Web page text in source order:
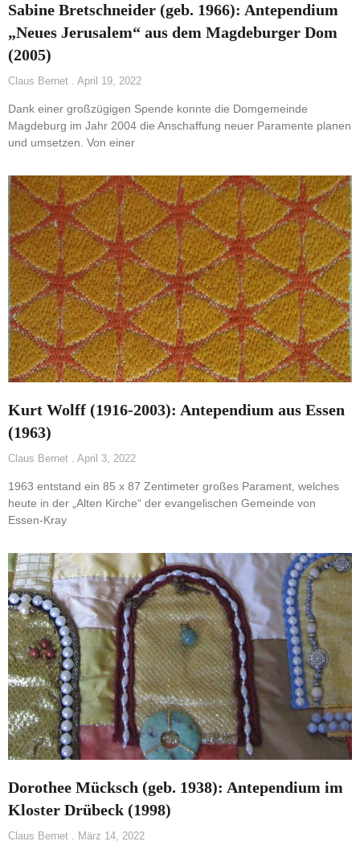
Sabine Bretschneider (geb. 1966): Antependium
„Neues Jerusalem“ aus dem Magdeburger Dom
(2005)
Claus Bernet April 19, 2022
Dank einer großzügigen Spende konnte die Domgemeinde
Magdeburg im Jahr 2004 die Anschaffung neuer Paramente planen
und umsetzen. Von einer
Kurt Wolff (1916-2003): Antependium aus Essen
(1963)
Claus Bernet April 3, 2022
1963 entstand ein 85 x 87 Zentimeter großes Parament, welches
heute in der „Alten Kirche“ der evangelischen Gemeinde von
Essen-Kray
Dorothee Mücksch (geb. 1938): Antependium im
Kloster Drübeck (1998)
Claus Bernet März 14, 2022